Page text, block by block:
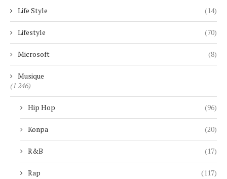
Life Style (14)
Lifestyle (70)
Microsoft (8)
Musique
(1 246)
Hip Hop (96)
Konpa (20)
R&B (17)
Rap (117)